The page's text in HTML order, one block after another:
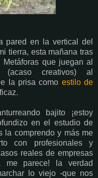
pared en la vertical del
tierra, esta mañana tras
que juegan al
(acaso creativos) al
la prisa como estilo de
eficaz.
bajito ¡estoy
en el estudio de
la comprendo y más me
con profesionales y
reales de empresas
me parece! la verdad
lo viejo -que nos